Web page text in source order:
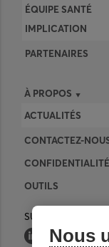
ÉQUIPE SANTÉ
IMPLICATION
PARTENAIRES
À PROPOS
ACTUALITÉS
CONTACTEZ-
CONFIDENTIALITÉ
OUTILS
SUIVEZ-NOUS
Nous